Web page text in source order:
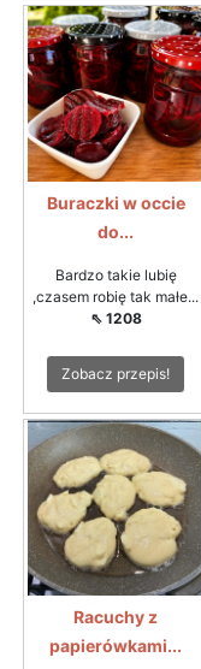
Buraczki w occie
do...
Bardzo takie lubię
,czasem robię tak małe...
⇖ 1208
Zobacz przepis!
Racuchy z
papierówkami...